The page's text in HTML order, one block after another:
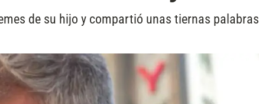
de su hijo y compartió unas tiernas palabras